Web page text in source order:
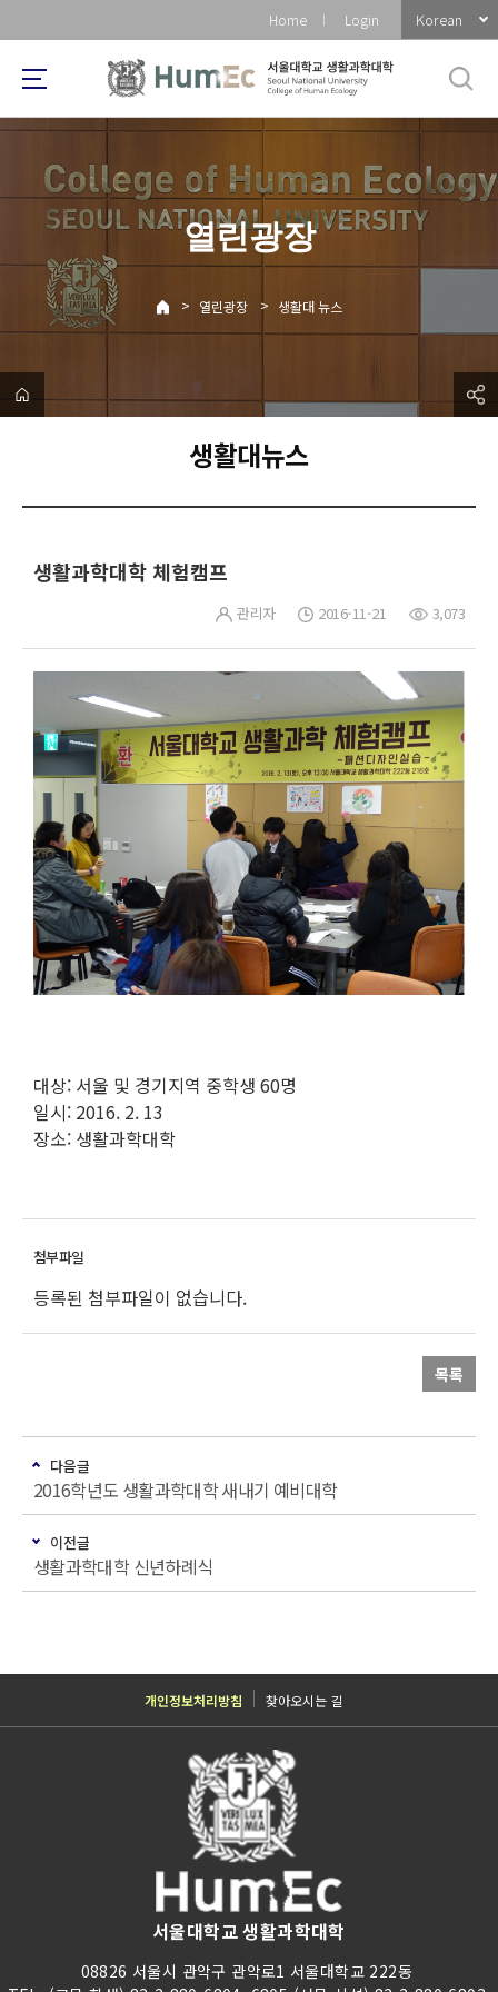
로
메
Home Login Korean
열린광장
> 열린광장 > 생활대 뉴스
생활대뉴스
생활과학대학 체험캠프
관리자 2016-11-21 3,073
대상: 서울 및 경기지역 중학생 60명
일시: 2016. 2. 13
장소: 생활과학대학
등록된 첨부파일이 없습니다.
목록
다음글
2016학년도 생활과학대학 새내기 예비대학
이전글
생활과학대학 신년하례식
개인정보처리방침 찾아오시는 길
서울대학교 생활과학대학
08826 서울시 관악구 관악로1 서울대학교 222동